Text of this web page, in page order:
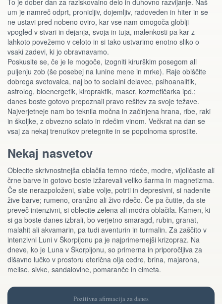
To je dober dan za raziskovalno delo in duhovno razvijanje. Naš
um je namreč odprt, pronicljiv, dojemljiv, radoveden in hiter in se
ne ustavi pred nobeno oviro, kar vse nam omogoča globlji
vpogled v stvari in dejanja, svoja in tuja, malenkosti pa kar z
lahkoto povežemo v celoto in si tako ustvarimo enotno sliko o
vsaki zadevi, ki jo obravnavamo.
Poskusite se, če je le mogoče, izogniti kirurškim posegom ali
puljenju zob (še posebej na lunine mene in mrke). Raje obiščite
dobrega svetovalca, naj bo to socialni delavec, psihoanalitik,
astrolog, bioenergetik, kiropraktik, maser, kozmetičarka ipd.;
danes boste gotovo prepoznali pravo rešitev za svoje težave.
Najverjetneje nam bo teknila močna in začinjena hrana, ribe, raki
in školjke, z obvezno solato in rdečim vinom. Večkrat na dan se
vsaj za nekaj trenutkov pretegnite in se popolnoma sprostite.
Nekaj nasvetov
Oblecite skrivnostnejša oblačila temno rdeče, modre, vijoličaste ali
črne barve in gotovo boste izžarevali veliko šarma in magnetizma.
Če ste nerazpoloženi, slabe volje, potrti in depresivni, si nadenite
žive barve; rumeno, oranžno ali živo rdečo. Če pa čutite, da ste
preveč intenzivni, si oblecite zelena ali modra oblačila. Kamen, ki
si ga boste danes izbrali, bo verjetno smaragd, rubin, granat,
malahit ali akvamarin, pa tudi aventurin in turmalin. Za zaščito v
intenzivni Luni v Škorpijonu pa je najprimernejši krizopraz. Na
dneve, ko je Luna v Škorpijonu, so primerna in priporočljiva za
dišavno lučko v prostoru eterična olja cedre, brina, majarona,
melise, sivke, sandalovine, pomaranče in cimeta.
Pozitivna afirmacija za danes